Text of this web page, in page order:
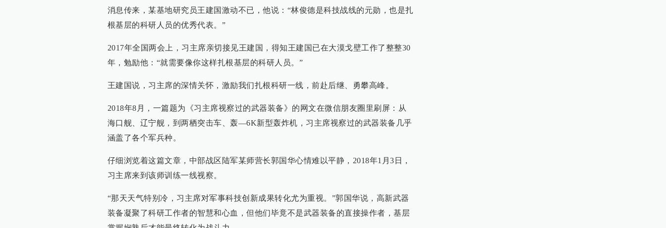
消息传来，某基地研究员王建国激动不已，他说：“林俊德是科技战线的元勋，也是扎
根基层的科研人员的优秀代表。”
2017年全国两会上，习主席亲切接见王建国，得知王建国已在大漠戈壁工作了整整30
年，勉励他：“就需要像你这样扎根基层的科研人员。”
王建国说，习主席的深情关怀，激励我们扎根科研一线，前赴后继、勇攀高峰。
2018年8月，一篇题为《习主席视察过的武器装备》的网文在微信朋友圈里刷屏：从
海口舰、辽宁舰，到两栖突击车、轰—6K新型轰炸机，习主席视察过的武器装备几乎
涵盖了各个军兵种。
仔细浏览着这篇文章，中部战区陆军某师营长郭国华心情难以平静，2018年1月3日，
习主席来到该师训练一线视察。
“那天天气特别冷，习主席对军事科技创新成果转化尤为重视。”郭国华说，高新武器
装备凝聚了科研工作者的智慧和心血，但他们毕竟不是武器装备的直接操作者，基层